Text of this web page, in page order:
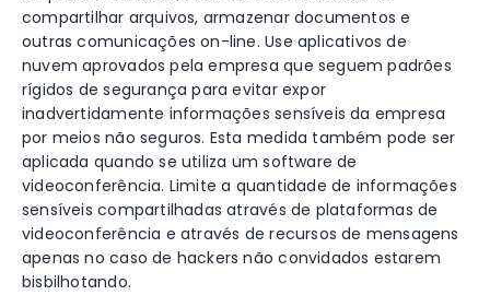
compartilhar arquivos, armazenar documentos e
outras comunicações on-line. Use aplicativos de
nuvem aprovados pela empresa que seguem padrões
rígidos de segurança para evitar expor
inadvertidamente informações sensíveis da empresa
por meios não seguros. Esta medida também pode ser
aplicada quando se utiliza um software de
videoconferência. Limite a quantidade de informações
sensíveis compartilhadas através de plataformas de
videoconferência e através de recursos de mensagens
apenas no caso de hackers não convidados estarem
bisbilhotando.